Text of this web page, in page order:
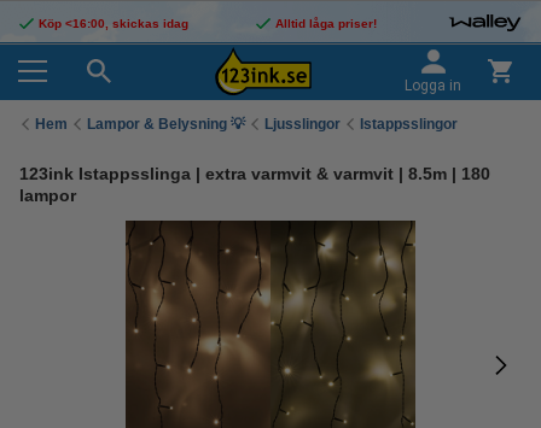
Köp <16:00, skickas idag Alltid låga priser!
Logga in
Hem Lampor & Belysning 💡 Ljusslingor Istappsslingor
123ink Istappsslinga | extra varmvit & varmvit | 8.5m | 180
lampor